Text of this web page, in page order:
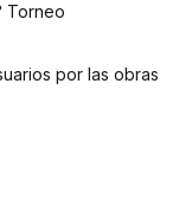
Torneo
por las obras